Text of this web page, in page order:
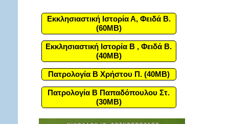
Εκκλησιαστική Ιστορία Α, Φειδά Β.
(60MB)
Εκκλησιαστική Ιστορία Β , Φειδά Β.
(40MB)
Πατρολογία Β Χρήστου Π. (40MB)
Πατρολογία Β Παπαδόπουλου Στ.
(30MB)